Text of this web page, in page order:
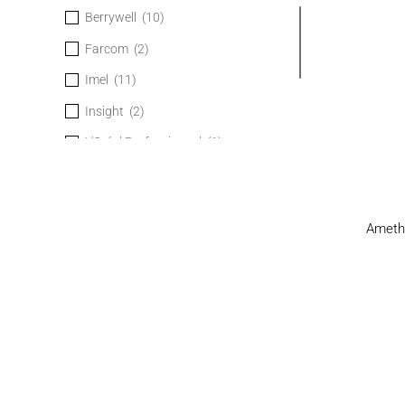
Berrywell (10)
Farcom (2)
Imel (11)
Insight (2)
L'Oréal Professionnel (1)